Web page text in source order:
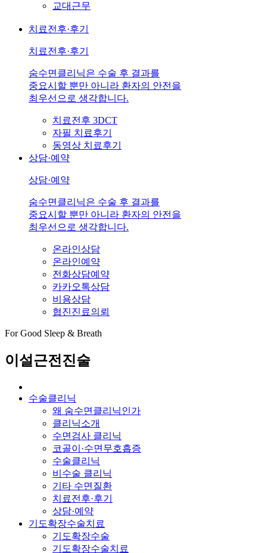
교대근무
치료전후·후기
치료전후·후기
숨수면클리닉은 수술 후 결과를
중요시할 뿐만 아니라 환자의 안전을
최우선으로 생각합니다.
치료전후 3DCT
자필 치료후기
동영상 치료후기
상담·예약
상담·예약
숨수면클리닉은 수술 후 결과를
중요시할 뿐만 아니라 환자의 안전을
최우선으로 생각합니다.
온라인상담
온라인예약
전화상담예약
카카오톡상담
비용상담
협진진료의뢰
For Good Sleep & Breath
이설근전진술
수술클리닉
왜 숨수면클리닉인가
클리닉소개
수면검사 클리닉
코골이·수면무호흡증
수술클리닉
비수술 클리닉
기타 수면질환
치료전후·후기
상담·예약
기도확장수술치료
기도확장수술
기도확장수술치료